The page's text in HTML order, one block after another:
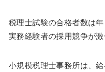
税理士試験の合格者数は
実務経験者の採用競争が激
小規模税理士事務所は、